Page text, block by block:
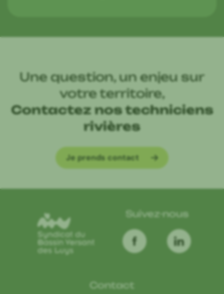
Une question, un enjeu sur
votre territoire,
Contactez nos techniciens
rivières
Je prends contact
Suivez-nous
Contact